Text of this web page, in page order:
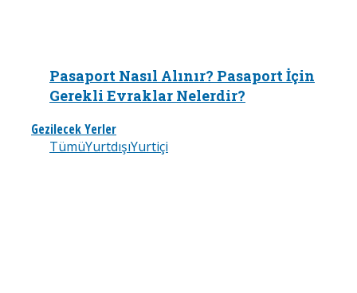
Pasaport Nasıl Alınır? Pasaport İçin
Gerekli Evraklar Nelerdir?
Gezilecek Yerler
TümüYurtdışıYurtiçi